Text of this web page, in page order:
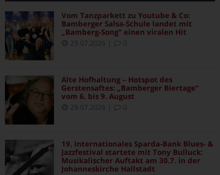
Vom Tanzparkett zu Youtube & Co:
Bamberger Salsa-Schule landet mit
„Bamberg-Song“ einen viralen Hit
29.07.2026 0
Alte Hofhaltung – Hotspot des
Gerstensaftes: „Bamberger Biertage“
vom 6. bis 9. August
29.07.2026 0
19. Internationales Sparda-Bank Blues- &
Jazzfestival startete mit Tony Bulluck:
Musikalischer Auftakt am 30.7. in der
Johanneskirche Hallstadt